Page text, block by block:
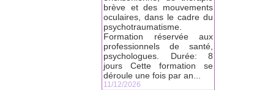
brève et des mouvements
oculaires, dans le cadre du
psychotraumatisme.
Formation réservée aux
professionnels de santé,
psychologues. Durée: 8
jours Cette formation se
déroule une fois par an...
11/12/2026